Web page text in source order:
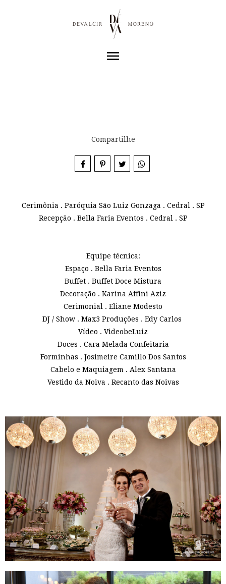
menu
Compartilhe
Cerimônia . Paróquia São Luiz Gonzaga . Cedral . SP
Recepção . Bella Faria Eventos . Cedral . SP
Equipe técnica:
Espaço . Bella Faria Eventos
Buffet . Buffet Doce Mistura
Decoração . Karina Affini Aziz
Cerimonial . Eliane Modesto
DJ / Show . Max3 Produções . Edy Carlos
Vídeo . VideobeLuiz
Doces . Cara Melada Confeitaria
Forminhas . Josimeire Camillo Dos Santos
Cabelo e Maquiagem . Alex Santana
Vestido da Noiva . Recanto das Noivas